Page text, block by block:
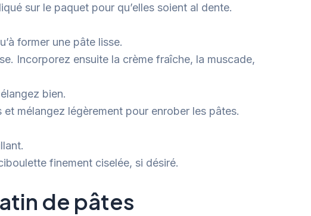
sur le paquet pour qu’elles soient al dente.
former une pâte lisse.
Incorporez ensuite la crème fraîche, la muscade,
bien.
mélangez légèrement pour enrober les pâtes.
finement ciselée, si désiré.
de pâtes